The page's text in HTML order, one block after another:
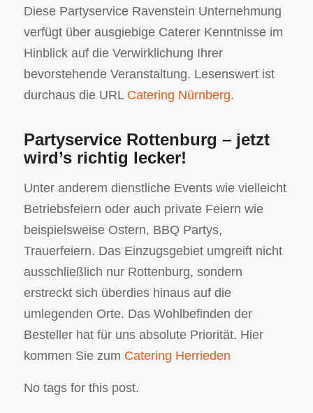
Diese Partyservice Ravenstein Unternehmung
verfügt über ausgiebige Caterer Kenntnisse im
Hinblick auf die Verwirklichung Ihrer
bevorstehende Veranstaltung. Lesenswert ist
durchaus die URL Catering Nürnberg.
Partyservice Rottenburg – jetzt
wird’s richtig lecker!
Unter anderem dienstliche Events wie vielleicht
Betriebsfeiern oder auch private Feiern wie
beispielsweise Ostern, BBQ Partys,
Trauerfeiern. Das Einzugsgebiet umgreift nicht
ausschließlich nur Rottenburg, sondern
erstreckt sich überdies hinaus auf die
umlegenden Orte. Das Wohlbefinden der
Besteller hat für uns absolute Priorität. Hier
kommen Sie zum Catering Herrieden
No tags for this post.